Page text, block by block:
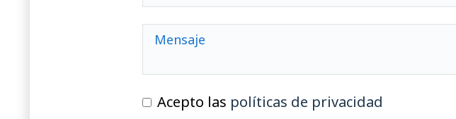
Acepto las políticas de privacidad